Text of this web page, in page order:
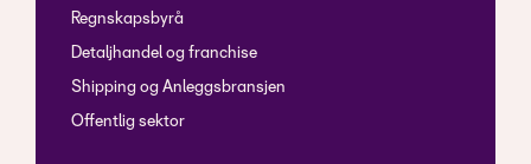
Regnskapsbyrå
Detaljhandel og franchise
Shipping og Anleggsbransjen
Offentlig sektor